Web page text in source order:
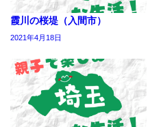
霞川の桜堤（入間市）
2021年4月18日